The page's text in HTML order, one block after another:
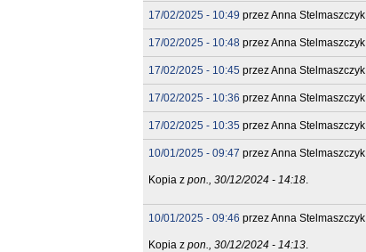
17/02/2025 - 10:49 przezAnna Stelmaszczyk
17/02/2025 - 10:48przezAnna Stelmaszczyk
17/02/2025 - 10:45przezAnna Stelmaszczyk
17/02/2025 - 10:36 przezAnna Stelmaszczyk
17/02/2025 - 10:35przezAnna Stelmaszczyk
10/01/2025 - 09:47 przezAnna Stelmaszczyk
Kopia z pon., 30/12/2024 - 14:18.
10/01/2025 - 09:46 przezAnna Stelmaszczyk
Kopia z pon., 30/12/2024 - 14:13.